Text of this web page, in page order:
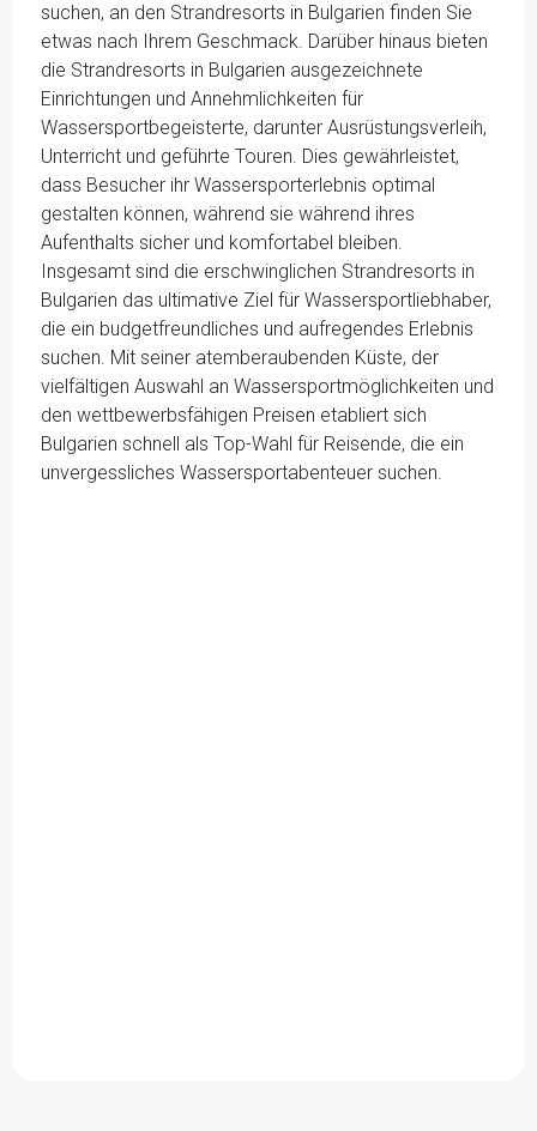
suchen, an den Strandresorts in Bulgarien finden Sie
etwas nach Ihrem Geschmack. Darüber hinaus bieten
die Strandresorts in Bulgarien ausgezeichnete
Einrichtungen und Annehmlichkeiten für
Wassersportbegeisterte, darunter Ausrüstungsverleih,
Unterricht und geführte Touren. Dies gewährleistet,
dass Besucher ihr Wassersporterlebnis optimal
gestalten können, während sie während ihres
Aufenthalts sicher und komfortabel bleiben.
Insgesamt sind die erschwinglichen Strandresorts in
Bulgarien das ultimative Ziel für Wassersportliebhaber,
die ein budgetfreundliches und aufregendes Erlebnis
suchen. Mit seiner atemberaubenden Küste, der
vielfältigen Auswahl an Wassersportmöglichkeiten und
den wettbewerbsfähigen Preisen etabliert sich
Bulgarien schnell als Top-Wahl für Reisende, die ein
unvergessliches Wassersportabenteuer suchen.